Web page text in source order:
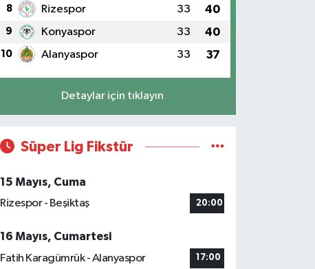
8 Rizespor 33 40
9 Konyaspor 33 40
10 Alanyaspor 33 37
Detaylar için tıklayın
Süper Lig Fikstür
15 Mayıs, Cuma
Rizespor - Beşiktaş
20:00
16 Mayıs, Cumartesi
Fatih Karagümrük - Alanyaspor
17:00